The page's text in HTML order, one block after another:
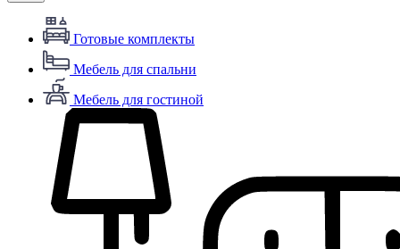
Готовые комплекты
Мебель для спальни
Мебель для гостиной